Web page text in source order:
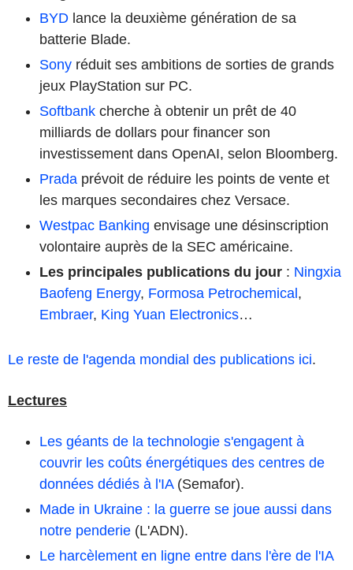
BYD lance la deuxième génération de sa
batterie Blade.
Sony réduit ses ambitions de sorties de grands
jeux PlayStation sur PC.
Softbank cherche à obtenir un prêt de 40
milliards de dollars pour financer son
investissement dans OpenAI, selon Bloomberg.
Prada prévoit de réduire les points de vente et
les marques secondaires chez Versace.
Westpac Banking envisage une désinscription
volontaire auprès de la SEC américaine.
Les principales publications du jour : Ningxia
Baofeng Energy, Formosa Petrochemical,
Embraer, King Yuan Electronics…
Le reste de l'agenda mondial des publications ici.
Lectures
Les géants de la technologie s'engagent à
couvrir les coûts énergétiques des centres de
données dédiés à l'IA(Semafor).
Made in Ukraine : la guerre se joue aussi dans
notre penderie (L'ADN).
Le harcèlement en ligne entre dans l'ère de l'IA